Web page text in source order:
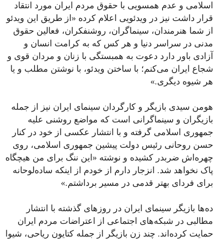
اسلامی و عدم همسویی با حقوق مردم ایران مورد انتقاد
قرار داشت نیز در ویدئویی اعلام کرده «از طریق این ویدئو
از شما هنرمندان، سینماگران، روشنفکران، فعالین حقوق
مدنی در سراسر دنیا و هر کس که به کرامت انسان و
آزادی باور دارد دعوت به همبستگی با زنان و مردان قوی و
شجاع ایران می‌کنم؛ با ساختن ویدئو، با نوشتن مطلب و یا
هر شیوه دیگری.»
هومن سیدی بازیگر و کارگردان سینمای ایران نیز از جمله
بازیگران و سینماگرانی است که مواضع روشنی علیه
جمهوری اسلامی گرفته و با انتشار عکسی از خود در کنار
حسن روحانی رئیس دولت پیشین جمهوری اسلامی، روی
چهره‌‌‌اش ضربدر کشیده و نوشته «این ننگ برای من هیچگاه
پاک نخواهد شد. انزجار دارم از خودم از اینکه ساده‌لوحانه
برای فردای بهتر قدمی در مسیر برداشتم.»
ده‌ها بازیگر سینمای ایران در روزهای گذشته با انتشار
مطالبی در شبکه‌های اجتماعی از اعتراضات مردم ایران
حمایت کرده‌اند. چند زن بازیگر از جمله کتایون ریاحی، شیوا